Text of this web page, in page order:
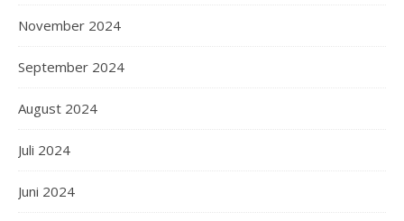
November 2024
September 2024
August 2024
Juli 2024
Juni 2024